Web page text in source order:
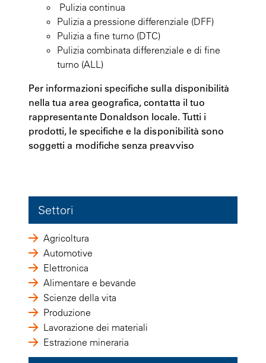
Pulizia continua
Pulizia a pressione differenziale (DFF)
Pulizia a fine turno (DTC)
Pulizia combinata differenziale e di fine
turno (ALL)
Per informazioni specifiche sulla disponibilità
nella tua area geografica, contatta il tuo
rappresentante Donaldson locale. Tutti i
prodotti, le specifiche e la disponibilità sono
soggetti a modifiche senza preavviso
Settori
Agricoltura
Automotive
Elettronica
Alimentare e bevande
Scienze della vita
Produzione
Lavorazione dei materiali
Estrazione mineraria